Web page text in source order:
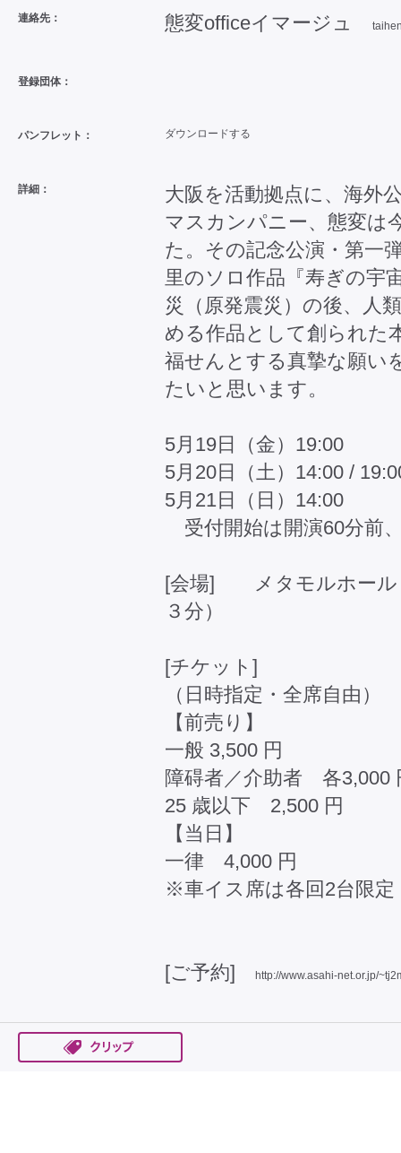
連絡先： 態変officeイマージュ
登録団体：
パンフレット： ダウンロードする
詳細：
大阪を活動拠点に、海外
マスカンパニー、態変は
た。その記念公演・第一
里のソロ作品『寿ぎの宇
災（原発震災）の後、人
める作品として創られた
福せんとする真摯な願い
たいと思います。
5月19日（金）19:00
5月20日（土）14:00 /
5月21日（日）14:00
受付開始は開演60分前
[会場] メタモルホール
３分）
[チケット]
（日時指定・全席自由）
【前売り】
一般 3,500 円
障碍者／介助者 各3,000
25 歳以下 2,500 円
【当日】
一律 4,000 円
※車イス席は各回2台限定
[ご予約] http://www.asahi-net.or.jp/